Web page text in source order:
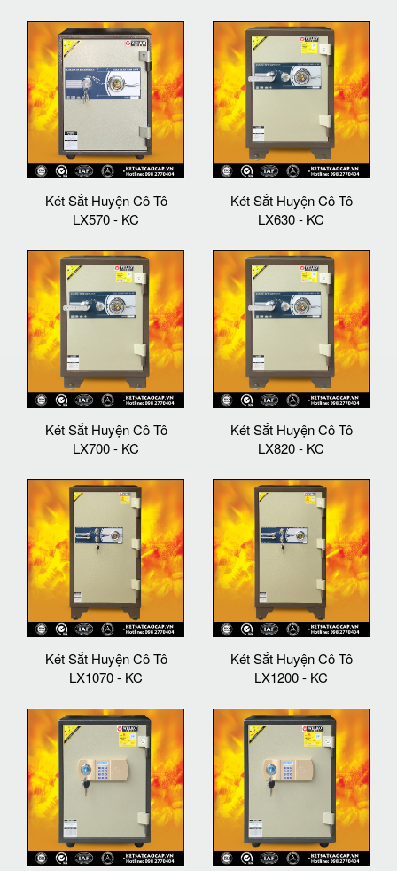
Két Sắt Huyện Cô Tô
LX570 - KC
Két Sắt Huyện Cô Tô
LX630 - KC
Két Sắt Huyện Cô Tô
LX700 - KC
Két Sắt Huyện Cô Tô
LX820 - KC
Két Sắt Huyện Cô Tô
LX1070 - KC
Két Sắt Huyện Cô Tô
LX1200 - KC